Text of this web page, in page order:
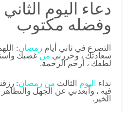
دعاء اليوم
وفضله مكتوب
التضرع في ثاني أيامرمضان:
سعادتك ، وحررني من غضبك
لطفك ، أرحم الرحمة.
نداء اليوم الثالث من رمضان:
فيه ، وأبعدني عن الجهل
الخير.